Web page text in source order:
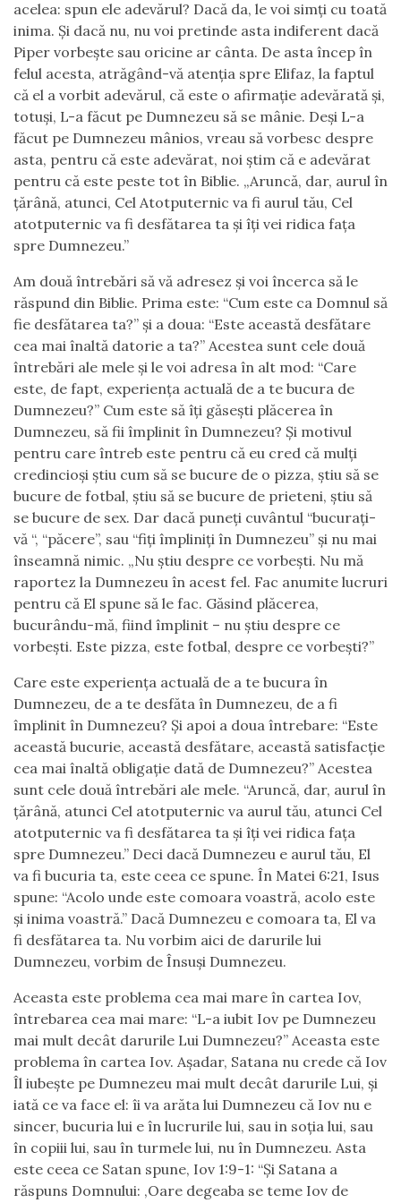
acelea: spun ele adevărul? Dacă da, le voi simți cu toată
inima. Și dacă nu, nu voi pretinde asta indiferent dacă
Piper vorbește sau oricine ar cânta. De asta încep în
felul acesta, atrăgând-vă atenția spre Elifaz, la faptul
că el a vorbit adevărul, că este o afirmație adevărată și,
totuși, L-a făcut pe Dumnezeu să se mânie. Deși L-a
făcut pe Dumnezeu mânios, vreau să vorbesc despre
asta, pentru că este adevărat, noi știm că e adevărat
pentru că este peste tot în Biblie. „Aruncă, dar, aurul în
țărână, atunci, Cel Atotputernic va fi aurul tău, Cel
atotputernic va fi desfătarea ta și îți vei ridica fața
spre Dumnezeu.”
Am două întrebări să vă adresez și voi încerca să le
răspund din Biblie. Prima este: “Cum este ca Domnul să
fie desfătarea ta?” și a doua: “Este această desfătare
cea mai înaltă datorie a ta?” Acestea sunt cele două
întrebări ale mele și le voi adresa în alt mod: “Care
este, de fapt, experiența actuală de a te bucura de
Dumnezeu?” Cum este să îți găsești plăcerea în
Dumnezeu, să fii împlinit în Dumnezeu? Și motivul
pentru care întreb este pentru că eu cred că mulți
credincioși știu cum să se bucure de o pizza, știu să se
bucure de fotbal, știu să se bucure de prieteni, știu să
se bucure de sex. Dar dacă puneți cuvântul “bucurați-
vă “, “păcere”, sau “fiți împliniți în Dumnezeu” și nu mai
înseamnă nimic. „Nu știu despre ce vorbești. Nu mă
raportez la Dumnezeu în acest fel. Fac anumite lucruri
pentru că El spune să le fac. Găsind plăcerea,
bucurându-mă, fiind împlinit – nu știu despre ce
vorbești. Este pizza, este fotbal, despre ce vorbești?”
Care este experiența actuală de a te bucura în
Dumnezeu, de a te desfăta în Dumnezeu, de a fi
împlinit în Dumnezeu? Și apoi a doua întrebare: “Este
această bucurie, această desfătare, această satisfacție
cea mai înaltă obligație dată de Dumnezeu?” Acestea
sunt cele două întrebări ale mele. “Aruncă, dar, aurul în
țărână, atunci Cel atotputernic va aurul tău, atunci Cel
atotputernic va fi desfătarea ta și îți vei ridica fața
spre Dumnezeu.” Deci dacă Dumnezeu e aurul tău, El
va fi bucuria ta, este ceea ce spune. În Matei 6:21, Isus
spune: “Acolo unde este comoara voastră, acolo este
și inima voastră.” Dacă Dumnezeu e comoara ta, El va
fi desfătarea ta. Nu vorbim aici de darurile lui
Dumnezeu, vorbim de Însuși Dumnezeu.
Aceasta este problema cea mai mare în cartea Iov,
întrebarea cea mai mare: “L-a iubit Iov pe Dumnezeu
mai mult decât darurile Lui Dumnezeu?” Aceasta este
problema în cartea Iov. Așadar, Satana nu crede că Iov
Îl iubește pe Dumnezeu mai mult decât darurile Lui, și
iată ce va face el: îi va arăta lui Dumnezeu că Iov nu e
sincer, bucuria lui e în lucrurile lui, sau in soția lui, sau
în copiii lui, sau în turmele lui, nu în Dumnezeu. Asta
este ceea ce Satan spune, Iov 1:9-1: “Și Satana a
răspuns Domnului: ‚Oare degeaba se teme Iov de